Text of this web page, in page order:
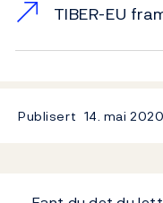
TIBER-EU
Publisert 14. mai 2020